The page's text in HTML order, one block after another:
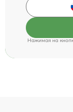
Нажимая на